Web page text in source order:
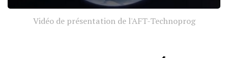
Vidéo de présentation de l'AFT-Technoprog